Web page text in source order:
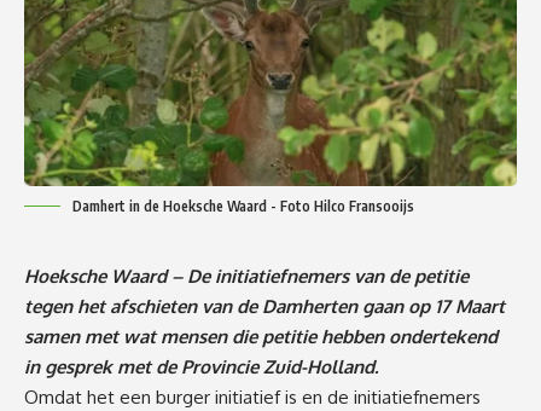
Damhert in de Hoeksche Waard - Foto Hilco Fransooijs
Hoeksche Waard – De initiatiefnemers van de petitie
tegen het afschieten van de Damherten gaan op 17 Maart
samen met wat mensen die petitie hebben ondertekend
in gesprek met de Provincie Zuid-Holland.
Omdat het een burger initiatief is en de initiatiefnemers